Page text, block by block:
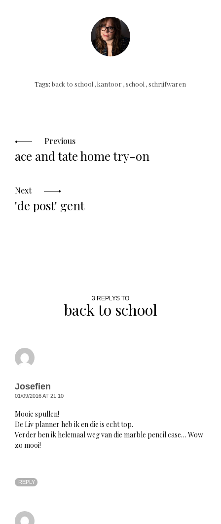
Tags: back to school ,kantoor ,school ,schrijfwaren
navigation
Previous
ace and tate home try-on
Next
'de post' gent
3 REPLYS TO
back to school
Josefien
01/09/2016 AT 21:10
Mooie spullen!
De Liv planner heb ik en die is echt top.
Verder ben ik helemaal weg van die marble pencil case… Wow
zo mooi!
REPLY